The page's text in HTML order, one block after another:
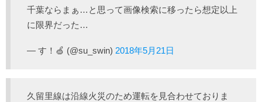
千葉ならまぁ…と思って画像検索に移ったら想定以上
に限界だった…
— す！🍏 (@su_swin) 2018年5月21日
久留里線は沿線火災のため運転を見合わせておりま